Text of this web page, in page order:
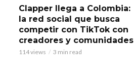
Clapper llega a Colombia:
la red social que busca
competir con TikTok con
creadores y comunidades
114 views 3 min read